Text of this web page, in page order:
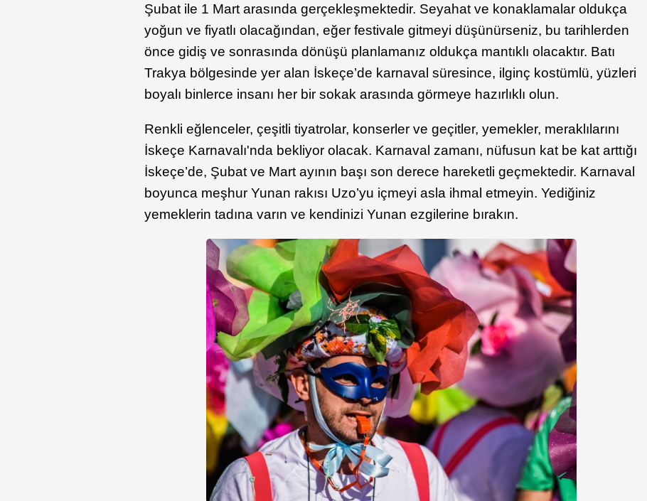
Şubat ile 1 Mart arasında gerçekleşmektedir. Seyahat ve konaklamalar oldukça
yoğun ve fiyatlı olacağından, eğer festivale gitmeyi düşünürseniz, bu tarihlerden
önce gidiş ve sonrasında dönüşü planlamanız oldukça mantıklı olacaktır. Batı
Trakya bölgesinde yer alan İskeçe’de karnaval süresince, ilginç kostümlü, yüzleri
boyalı binlerce insanı her bir sokak arasında görmeye hazırlıklı olun.
Renkli eğlenceler, çeşitli tiyatrolar, konserler ve geçitler, yemekler, meraklılarını
İskeçe Karnavalı'nda bekliyor olacak. Karnaval zamanı, nüfusun kat be kat arttığı
İskeçe’de, Şubat ve Mart ayının başı son derece hareketli geçmektedir. Karnaval
boyunca meşhur Yunan rakısı Uzo’yu içmeyi asla ihmal etmeyin. Yediğiniz
yemeklerin tadına varın ve kendinizi Yunan ezgilerine bırakın.